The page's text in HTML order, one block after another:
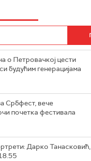
о Петровачкој цести
будућим генерацијама
Србфест, вече
почетка фестивала
Дарко Танасковић,